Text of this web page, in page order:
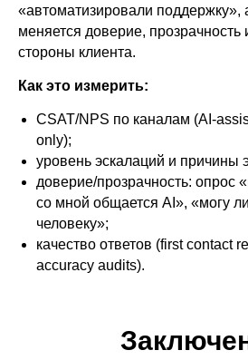
«автоматизировали поддержку»,
меняется доверие, прозрачность
стороны клиента.
Как это измерить:
CSAT/NPS по каналам (AI-
only);
уровень эскалаций и причины
доверие/прозрачность: опрос
со мной общается AI», «могу
человеку»;
качество ответов (first contact
accuracy audits).